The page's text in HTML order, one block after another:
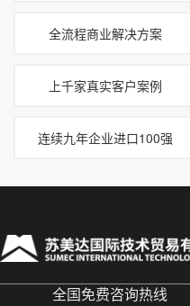
全流程商业解决方案
上千家真实客户案例
连续九年企业进口100强
全国免费咨询热线